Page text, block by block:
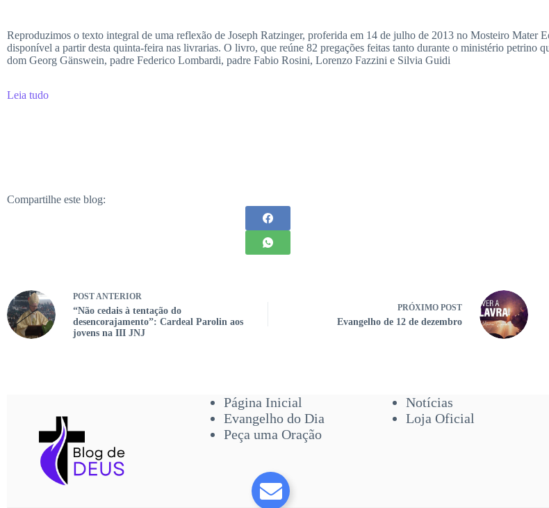
Reproduzimos o texto integral de uma reflexão de Joseph Ratzinger, proferida em 14 de julho de 2013 no Mosteiro Mater
disponível a partir desta quinta-feira nas livrarias. O livro, que reúne 82 pregações feitas tanto durante o ministério petrino
dom Georg Gänswein, padre Federico Lombardi, padre Fabio Rosini, Lorenzo Fazzini e Silvia Guidi
Leia tudo
Compartilhe este blog:
POSTANTERIOR
“Não cedais à tentação do
desencorajamento”: Cardeal Parolin aos
jovens na III JNJ
PRÓXIMO POST
Evangelho de 12 de dezembro
Página Inicial
Evangelho do Dia
Peça uma Oração
Notícias
Loja Oficial